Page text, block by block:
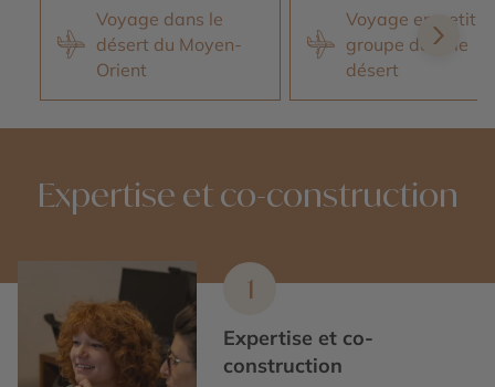
Voyage dans le
désert du Moyen-
Orient
Voyage en petit
groupe dans le
désert
Expertise et co-construction
1
Expertise et co-
construction